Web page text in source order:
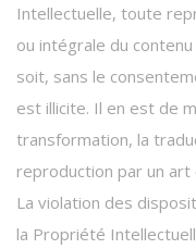
Intellectuelle, toute
ou intégrale du
soit, sans le
est illicite. Il en est de
transformation, la
reproduction par un art
La violation des
la Propriété